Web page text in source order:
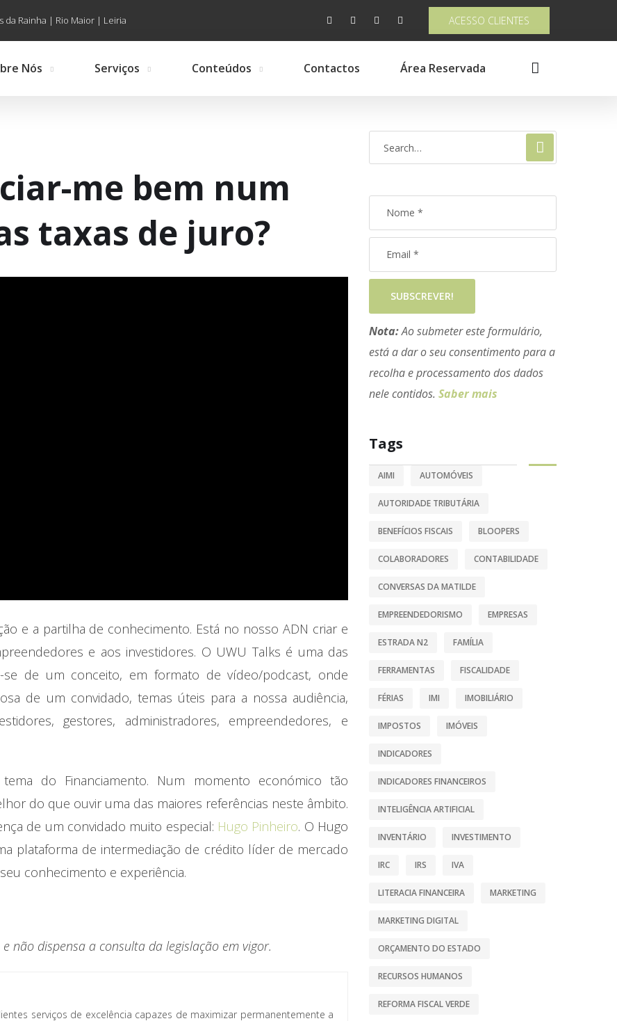
da Rainha | Rio Maior | Leiria ACESSO CLIENTES
Nós Serviços Conteúdos Contactos Área Reservada
me bem num
taxas de juro?
e a partilha de conhecimento. Está no nosso ADN criar e
e aos investidores. O UWU Talks é uma das
se de um conceito, em formato de vídeo/podcast, onde
de um convidado, temas úteis para a nossa audiência,
gestores, administradores, empreendedores, e
do Financiamento. Num momento económico tão
do que ouvir uma das maiores referências neste âmbito.
de um convidado muito especial: Hugo Pinheiro. O Hugo
plataforma de intermediação de crédito líder de mercado
conhecimento e experiência.
não dispensa a consulta da legislação em vigor.
serviços de excelência capazes de maximizar permanentemente a
SUBSCREVER!
Nota:Ao submeter este formulário,
está a dar o seu consentimento para a
recolha e processamento dos dados
nele contidos. Saber mais
Tags
AIMI AUTOMÓVEIS
AUTORIDADE TRIBUTÁRIA
BENEFÍCIOS FISCAIS BLOOPERS
COLABORADORES CONTABILIDADE
CONVERSAS DA MATILDE
EMPREENDEDORISMO EMPRESAS
ESTRADA N2 FAMÍLIA
FERRAMENTAS FISCALIDADE
FÉRIAS IMI IMOBILIÁRIO
IMPOSTOS IMÓVEIS
INDICADORES
INDICADORES FINANCEIROS
INTELIGÊNCIA ARTIFICIAL
INVENTÁRIO INVESTIMENTO
IRC IRS IVA
LITERACIA FINANCEIRA MARKETING
MARKETING DIGITAL
ORÇAMENTO DO ESTADO
RECURSOS HUMANOS
REFORMA FISCAL VERDE